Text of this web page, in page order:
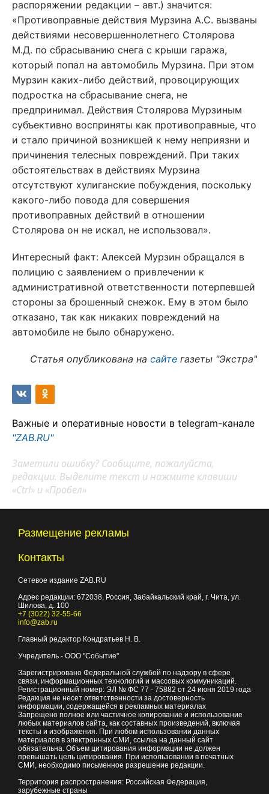
распоряжении редакции – авт.) значится:
«Противоправные действия Мурзина А.С. вызваны
действиями несовершеннолетнего Столярова
М.Д. по сбрасыванию снега с крыши гаража,
который попал на автомобиль Мурзина. При этом
Мурзин каких-либо действий, провоцирующих
подростка на сбрасывание снега, не
предпринимал. Действия Столярова Мурзиным
субъективно восприняты как противоправные, что
и стало причиной возникшей к нему неприязни и
причинения телесных повреждений. При таких
обстоятельствах в действиях Мурзина
отсутствуют хулиганские побуждения, поскольку
какого-либо повода для совершения
противоправных действий в отношении
Столярова он не искал, не использовал».
Интересный факт: Алексей Мурзин обращался в
полицию с заявлением о привлечении к
административной ответственности потерпевшей
стороны за брошенный снежок. Ему в этом было
отказано, так как никаких повреждений на
автомобиле не было обнаружено.
Статья опубликована на сайте газеты "Экстра"
Важные и оперативные новости в telegram-канале
"ZAB.RU"
Заметили ошибку? Сообщите, пожалуйста,
редакции. Выделите текст и нажмите клавиши
«Ctrl» и «Пробел»
Размещение рекламы
Контакты
Сетевое издание ZAB.RU
Адрес редакции: 672038, Россия, Забайкальский край, г. Чита, ул.
Шилова, д. 100
+7 (3022) 32-55-66
info@zab.ru
Главный редактор Кондратьев Н. В.
Учредитель - ООО "Событие"
Зарегистрировано Федеральной службой по надзору в сфере
связи, информационных технологий и массовых коммуникаций.
Регистрационный номер: ЭЛ № ФС 77 - 75882 от 24 июня 2019 года
Редакция не несет ответственности за достоверность
информации, содержащейся в рекламных материалах
Запрещено полное или частичное копирование и использование
любых материалов сайта, как составных произведений, включая
тексты и изображения. При любом использовании данных
материалов в электронных СМИ, ссылка на данный сайт
обязательна. Объем цитирования информации не должен
превышать цель цитирования. При использовании в печатных
СМИ, необходимо письменное разрешение редакции.
Территория распространения: Российская Федерация,
зарубежные страны